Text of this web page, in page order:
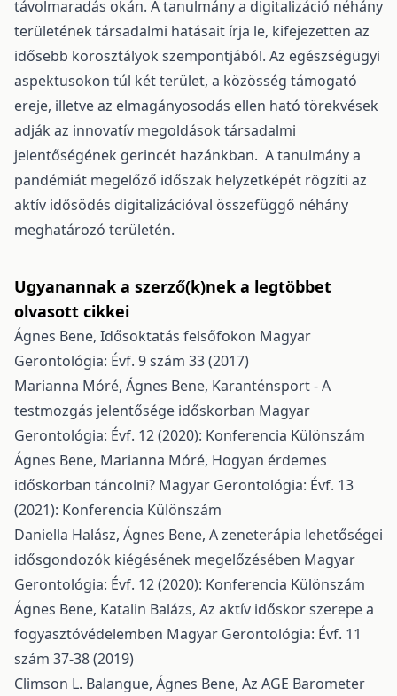
távolmaradás okán. A tanulmány a digitalizáció néhány
területének társadalmi hatásait írja le, kifejezetten az
idősebb korosztályok szempontjából. Az egészségügyi
aspektusokon túl két terület, a közösség támogató
ereje, illetve az elmagányosodás ellen ható törekvések
adják az innovatív megoldások társadalmi
jelentőségének gerincét hazánkban. A tanulmány a
pandémiát megelőző időszak helyzetképét rögzíti az
aktív idősödés digitalizációval összefüggő néhány
meghatározó területén.
Ugyanannak a szerző(k)nek a legtöbbet
olvasott cikkei
Ágnes Bene, Idősoktatás felsőfokon Magyar
Gerontológia: Évf. 9 szám 33 (2017)
Marianna Móré, Ágnes Bene, Karanténsport - A
testmozgás jelentősége időskorban Magyar
Gerontológia: Évf. 12 (2020): Konferencia Különszám
Ágnes Bene, Marianna Móré, Hogyan érdemes
időskorban táncolni? Magyar Gerontológia: Évf. 13
(2021): Konferencia Különszám
Daniella Halász, Ágnes Bene, A zeneterápia lehetőségei
idősgondozók kiégésének megelőzésében Magyar
Gerontológia: Évf. 12 (2020): Konferencia Különszám
Ágnes Bene, Katalin Balázs, Az aktív időskor szerepe a
fogyasztóvédelemben Magyar Gerontológia: Évf. 11
szám 37-38 (2019)
Climson L. Balangue, Ágnes Bene, Az AGE Barometer